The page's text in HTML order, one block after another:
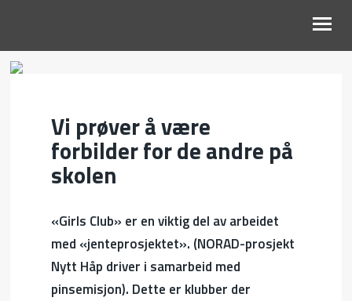
VÅRT ARBEID
HISTORIER
GI EN GAVE
KONTAKT OSS
Vi prøver å være
forbilder for de andre på
skolen
«Girls Club» er en viktig del av arbeidet
med «jenteprosjektet». (NORAD-prosjekt
Nytt Håp driver i samarbeid med
pinsemisjon). Dette er klubber der